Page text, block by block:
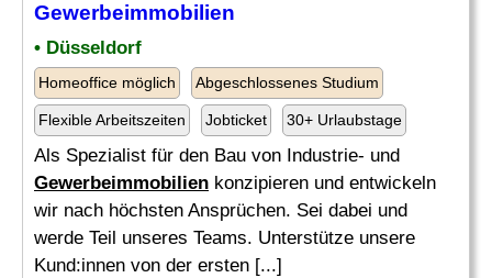
Gewerbeimmobilien
• Düsseldorf
Homeoffice möglich Abgeschlossenes Studium
Flexible Arbeitszeiten Jobticket 30+ Urlaubstage
Als Spezialist für den Bau von Industrie- und
Gewerbeimmobilien konzipieren und entwickeln
wir nach höchsten Ansprüchen. Sei dabei und
werde Teil unseres Teams. Unterstütze unsere
Kund:innen von der ersten [...]